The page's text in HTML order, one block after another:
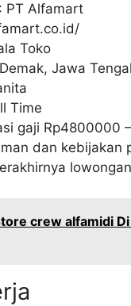
PT Alfamart
Toko
Jawa
Time
gaji Rp4800000
dan kebijakan
crew alfamidi